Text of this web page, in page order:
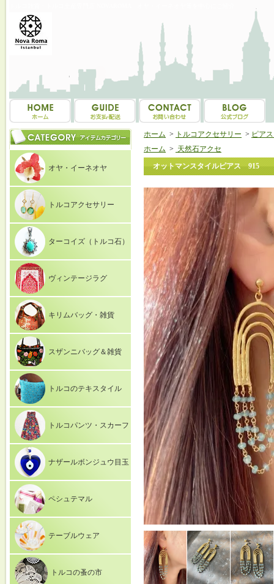
オヤ・イーネオヤ
トルコアクセサリー
ターコイズ（トルコ石）
ヴィンテージラグ
キリムバッグ・雑貨
スザンニバッグ＆雑貨
トルコのテキスタイル
トルコパンツ・スカーフ
ナザールボンジュウ目玉
ペシュテマル
テーブルウェア
トルコの蚤の市
ホーム > トルコアクセサリー > ピア
ホーム > 天然石アクセ
オットマンスタイルピアス 915